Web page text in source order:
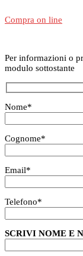
Compra on line
Per informazioni o
modulo sottostante
Nome*
Cognome*
Email*
Telefono*
SCRIVI NOME E